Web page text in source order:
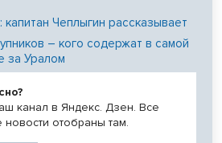
капитан Чеплыгин рассказывает
– кого содержат в самой
за Уралом
канал в Яндекс. Дзен. Все
отобраны там.